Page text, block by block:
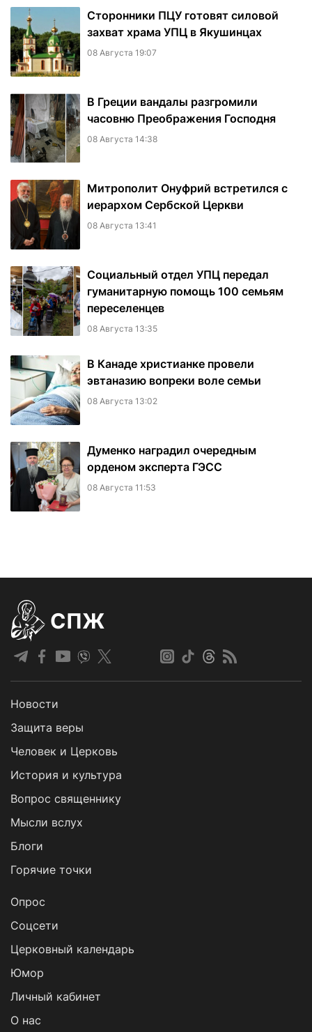
Сторонники ПЦУ готовят силовой
захват храма УПЦ в Якушинцах
08 Августа 19:07
В Греции вандалы разгромили
часовню Преображения Господня
08 Августа 14:38
Митрополит Онуфрий встретился с
иерархом Сербской Церкви
08 Августа 13:41
Социальный отдел УПЦ передал
гуманитарную помощь 100 семьям
переселенцев
08 Августа 13:35
В Канаде христианке провели
эвтаназию вопреки воле семьи
08 Августа 13:02
Думенко наградил очередным
орденом эксперта ГЭСС
08 Августа 11:53
СПЖ
Новости
Защита веры
Человек и Церковь
История и культура
Вопрос священнику
Мысли вслух
Блоги
Горячие точки
Опрос
Cоцсети
Церковный календарь
Юмор
Личный кабинет
О нас